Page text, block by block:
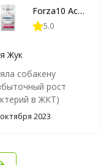
Forza10 Active Intestinal сухой корм для взрослых собак всех пород при проблемах пищеварения - 10 кг
5.0
Жук
собакену
рост
в ЖКТ)
и использую в
лакомства на
тоже
2023